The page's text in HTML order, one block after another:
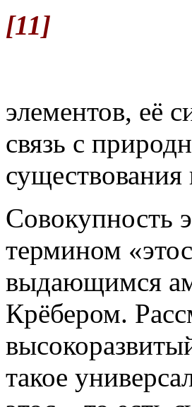
[11]
элементов, её
связь с
существования
Совокупность
термином
выдающимся
Крёбером.
такое